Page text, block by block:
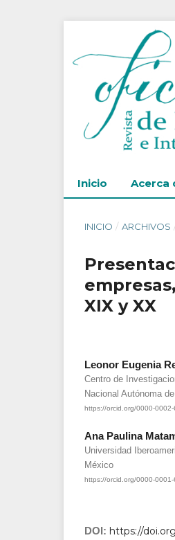
Inicio Acerca
INICIO / ARCHIVOS
XIX y XX
Leonor Eugenia
Centro de
Nacional Autónoma
https://orcid.org/0000-
Ana Paulina
Universidad
México
https://orcid.org/0000-0001-
DOI: https://